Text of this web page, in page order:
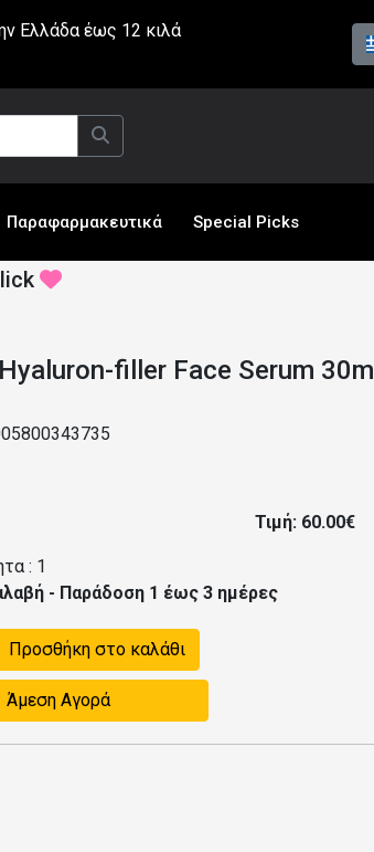
Ελλάδα έως 12 κιλά
Παραφαρμακευτικά Special Picks
filler Face Serum 30ml
Τιμή: 60.00€
: 1
- Παράδοση 1 έως 3 ημέρες
Προσθήκη στο καλάθι
Άμεση Αγορά